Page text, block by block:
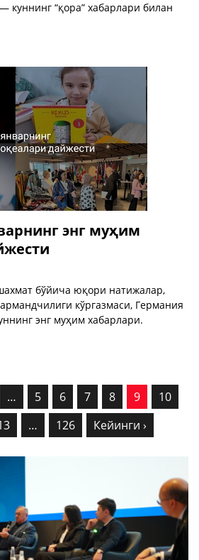
“қора” хабарлари билан
энг муҳим
бўйича юқори натижалар,
кўргазмаси, Германия
энг муҳим хабарлари.
… 5 6 7 8 9
10
… 126 Кейинги ›